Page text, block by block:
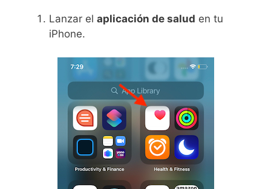
Lanzar el aplicación de salud en tu
iPhone.